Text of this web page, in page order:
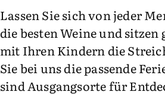
Lassen Sie sich von jeder
die besten Weine und
mit Ihren Kindern die
Sie bei uns die passende
sind Ausgangsorte für